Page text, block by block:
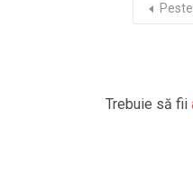
Trebuie să fii